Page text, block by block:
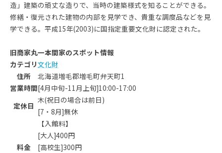
造」建築の頑丈な造りで、当時の建築様式を知ることができる。
修繕・復元された建物の内部を見学でき、貴重な調度品などを見
学できる。平成15年(2003)に国指定重要文化財に認定された。
旧商家丸一本間家のスポット情報
カテゴリ文化財
住所
北海道増毛郡増毛町弁天町1
営業時間[4月中旬-11月上旬]10:00-17:00
定休日
木(祝日の場合は前日)
[7・8月]無休
料金
【入館料】
[大人]400円
[高校生]300円